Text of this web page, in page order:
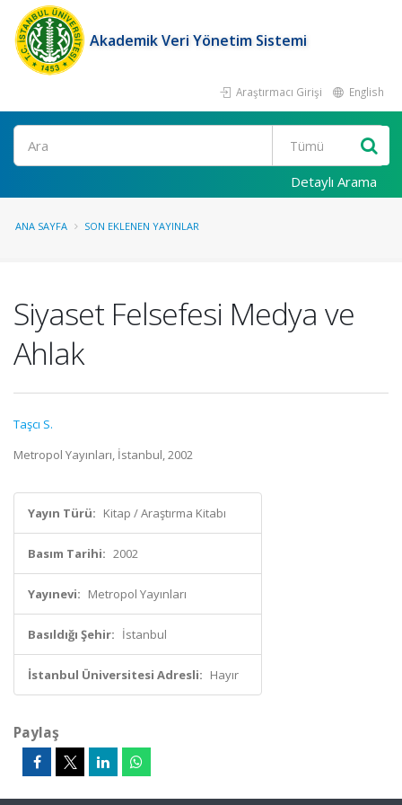
Akademik Veri Yönetim Sistemi
Araştırmacı Girişi English
Ara
Detaylı Arama
ANA SAYFA SON EKLENEN YAYINLAR
Siyaset Felsefesi Medya ve
Ahlak
Taşcı S.
Metropol Yayınları, İstanbul, 2002
Yayın Türü: Kitap / Araştırma Kitabı
Basım Tarihi: 2002
Yayınevi: Metropol Yayınları
Basıldığı Şehir: İstanbul
İstanbul Üniversitesi Adresli: Hayır
Paylaş